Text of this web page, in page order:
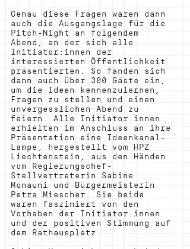
Genau diese Fragen waren dann
auch die Ausgangslage für die
Pitch-Night an folgendem
Abend, an der sich alle
Initiator:innen der
interessierten Öffentlichkeit
präsentierten. So fanden sich
dann auch über 300 Gäste ein,
um die Ideen kennenzulernen,
Fragen zu stellen und einen
unvergesslichen Abend zu
feiern. Alle Initiator:innen
erhielten im Anschluss an ihre
Präsentation eine Ideenkanal-
Lampe, hergestellt vom HPZ
Liechtenstein, aus den Händen
vom Regierungschef-
Stellvertreterin Sabine
Monauni und Bürgermeisterin
Petra Miescher. Sie beide
waren fasziniert von den
Vorhaben der Initiator:innen
und der positiven Stimmung auf
dem Rathausplatz.